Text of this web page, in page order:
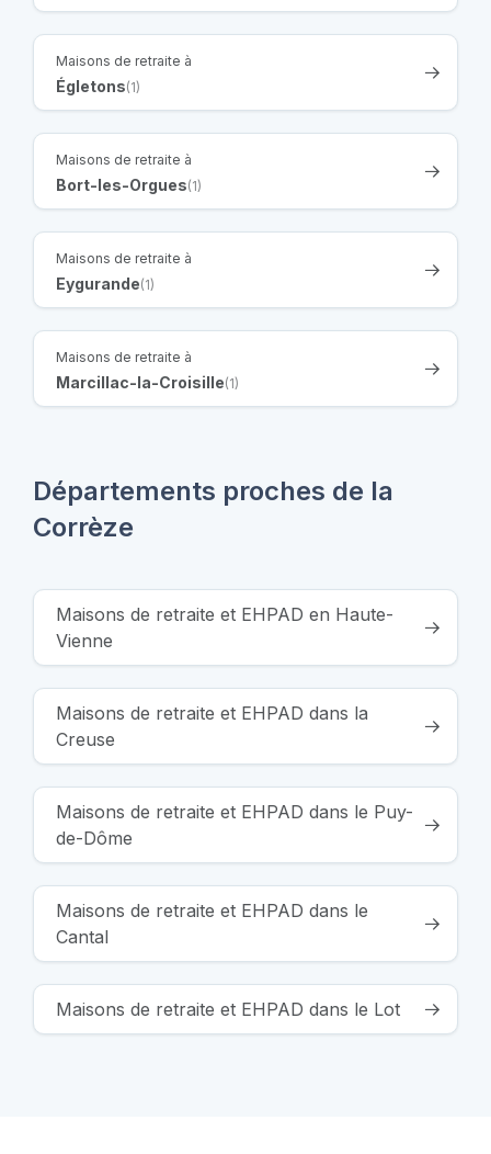
Maisons de retraite à
Égletons(1)
Maisons de retraite à
Bort-les-Orgues(1)
Maisons de retraite à
Eygurande(1)
Maisons de retraite à
Marcillac-la-Croisille(1)
Départements proches de la
Corrèze
Maisons de retraite et EHPAD en Haute-
Vienne
Maisons de retraite et EHPAD dans la
Creuse
Maisons de retraite et EHPAD dans le Puy-
de-Dôme
Maisons de retraite et EHPAD dans le
Cantal
Maisons de retraite et EHPAD dans le Lot